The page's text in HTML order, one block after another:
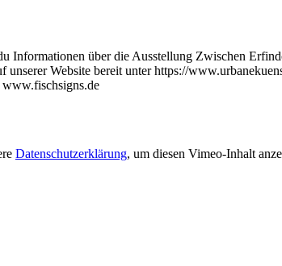
Informationen über die Ausstellung Zwischen
unserer Website bereit unter https://
www.fischsigns.de
Datenschutzerklärung, um diesen Vimeo-Inhalt